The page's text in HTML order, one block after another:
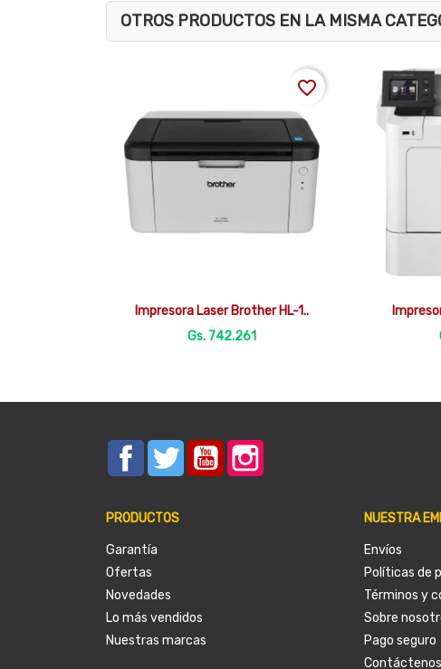
OTROS PRODUCTOS EN LA MISMA
Vista rápida
Impresora Laser Brother HL-1..
Gs. 742.261
favorite_border
FacebookTwitterYouTube
PRODUCTOS
Garantía
Ofertas
Novedades
Lo más vendidos
Nuestras marcas
NUESTRA
Envíos
Políticas de
Términos y
Sobre
Pago seguro
Contáctenos